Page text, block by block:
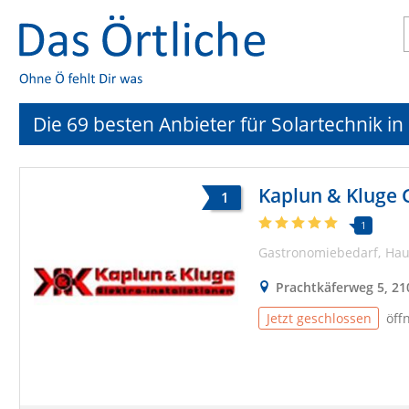
Die 69 besten Anbieter für Solartechnik
1
1
Gastronomiebedarf
Prachtkäferweg 5,
Jetzt geschlossen